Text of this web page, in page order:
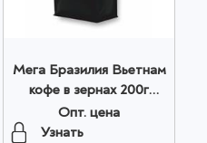
Мега Бразилия Вьетнам
кофе в зернах 200г
оптом
Опт. цена
Узнать